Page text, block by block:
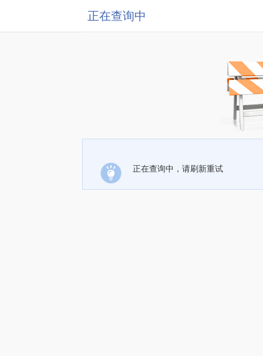
正在查询中
正在查询中，请刷新重试